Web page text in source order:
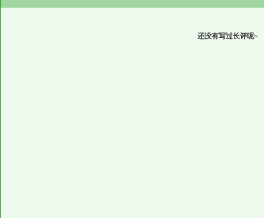
还没有写过长评呢~